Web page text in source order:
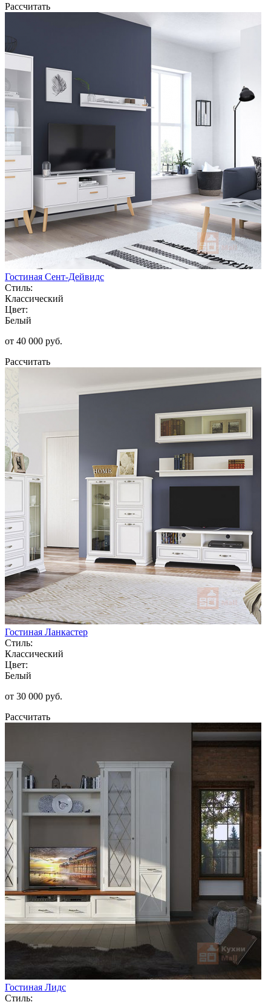
Рассчитать
Гостиная Сент-Дейвидс
Стиль:
Классический
Цвет:
Белый
от 40 000 руб.
Рассчитать
Гостиная Ланкастер
Стиль:
Классический
Цвет:
Белый
от 30 000 руб.
Рассчитать
Гостиная Лидс
Стиль: